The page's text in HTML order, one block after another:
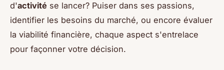
d'activité se lancer? Puiser dans ses passions,
identifier les besoins du marché, ou encore évaluer
la viabilité financière, chaque aspect s'entrelace
pour façonner votre décision.